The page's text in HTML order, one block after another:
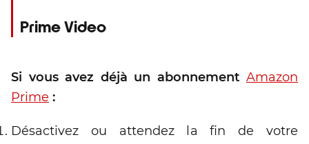
Prime Video
Si vous avez déjà un abonnement Amazon
Prime :
Désactivez ou attendez la fin de votre